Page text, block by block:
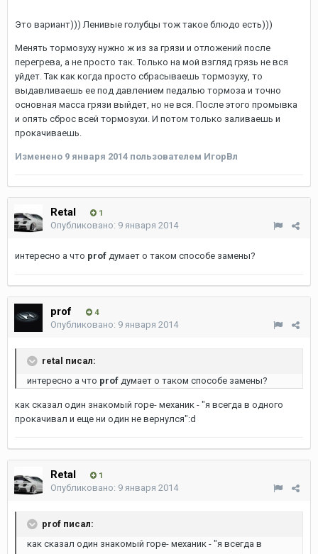
Это вариант))) Ленивые голубцы тож такое блюдо есть)))
Менять тормозуху нужно ж из за грязи и отложений после
перегрева, а не просто так. Только на мой взгляд грязь не вся
уйдет. Так как когда просто сбрасываешь тормозуху, то
выдавливаешь ее под давлением педалью тормоза и точно
основная масса грязи выйдет, но не вся. После этого промывка
и опять сброс всей тормозухи. И потом только заливаешь и
прокачиваешь.
Изменено 9 января 2014 пользователем ИгорВл
Retal 1
Опубликовано: 9 января 2014
интересно а что prof думает о таком способе замены?
prof 4
Опубликовано: 9 января 2014
retal писал:
интересно а что prof думает о таком способе замены?
как сказал один знакомый горе- механик - "я всегда в одного
прокачивал и еще ни один не вернулся":d
Retal 1
Опубликовано: 9 января 2014
prof писал:
как сказал один знакомый горе- механик - "я всегда в